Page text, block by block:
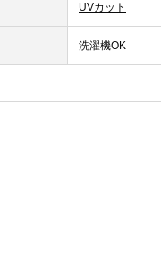
UVカット
洗濯機OK